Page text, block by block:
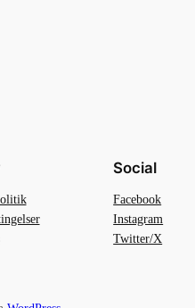
Social
Facebook
Instagram
Twitter/X